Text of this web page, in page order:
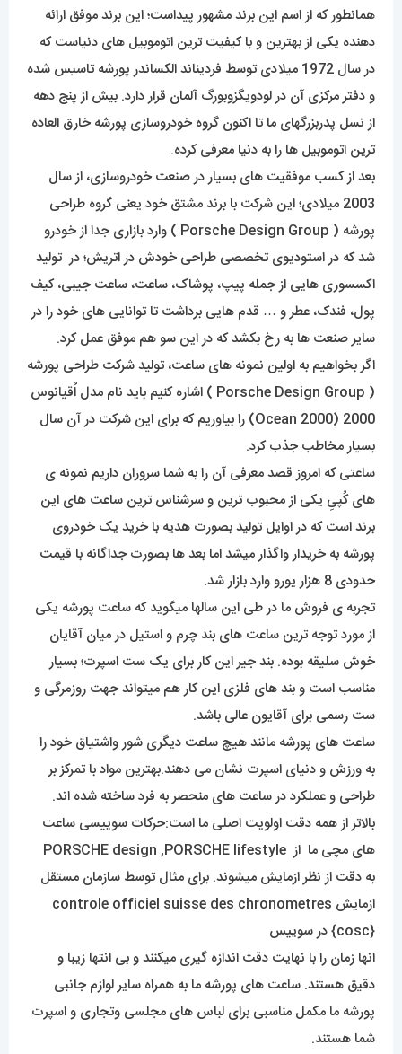
همانطور که از اسم این برند مشهور پیداست؛ این برند موفق ارائه
دهنده یکی از بهترین و با کیفیت ترین اتوموبیل های دنیاست که
در سال 1972 میلادی توسط فردیناند الکساندر پورشه تاسیس شده
و دفتر مرکزی آن در لودویگزوبورگ آلمان قرار دارد. بیش از پنج دهه
از نسل پدربزرگهای ما تا اکنون گروه خودروسازی پورشه خارق العاده
ترین اتوموبیل ها را به دنیا معرفی کرده.
بعد از کسب موفقیت های بسیار در صنعت خودروسازی، از سال
2003 میلادی؛ این شرکت با برند مشتق خود یعنی گروه طراحی
پورشه ( Porsche Design Group ) وارد بازاری جدا از خودرو
شد که در استودیوی تخصصی طراحی خودش در اتریش؛ در تولید
اکسسوری هایی از جمله پیپ، پوشاک، ساعت، ساعت جیبی، کیف
پول، فندک، عطر و … قدم هایی برداشت تا توانایی های خود را در
سایر صنعت ها به رخ بکشد که در این سو هم موفق عمل کرد.
اگر بخواهیم به اولین نمونه های ساعت، تولید شرکت طراحی پورشه
( Porsche Design Group ) اشاره کنیم باید نام مدل اُقیانوس
2000 (Ocean 2000) را بیاوریم که برای این شرکت در آن سال
بسیار مخاطب جذب کرد.
ساعتی که امروز قصد معرفی آن را به شما سروران داریم نمونه ی
های کُپیِ یکی از محبوب ترین و سرشناس ترین ساعت های این
برند است که در اوایل تولید بصورت هدیه با خرید یک خودروی
پورشه به خریدار واگذار میشد اما بعد ها بصورت جداگانه با قیمت
حدودی 8 هزار یورو وارد بازار شد.
تجربه ی فروش ما در طی این سالها میگوید که ساعت پورشه یکی
از مورد توجه ترین ساعت های بند چرم و استیل در میان آقایان
خوش سلیقه بوده. بند جیر این کار برای یک ست اسپرت؛ بسیار
مناسب است و بند های فلزی این کار هم میتواند جهت روزمرگی و
ست رسمی برای آقایون عالی باشد.
ساعت های پورشه مانند هیچ ساعت دیگری شور واشتیاق خود را
به ورزش و دنیای اسپرت نشان می دهند.بهترین مواد با تمرکز بر
طراحی و عملکرد در ساعت های منحصر به فرد ساخته شده اند.
بالاتر از همه دقت اولویت اصلی ما است:حرکات سوییسی ساعت
به دقت از نظر ازمایش میشوند. برای مثال توسط سازمان مستقل
ازمایش controle officiel suisse des chronometres
{cosc} در سوییس
انها زمان را با نهایت دقت اندازه گیری میکنند و بی انتها زیبا و
دقیق هستند. ساعت های پورشه ما به همراه سایر لوازم جانبی
پورشه ما مکمل مناسبی برای لباس های مجلسی وتجاری و اسپرت
شما هستند.